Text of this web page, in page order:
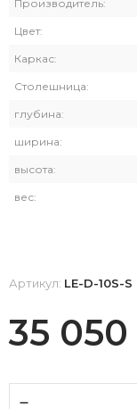
Производитель:
Цвет:
Каркас:
Столешница:
глубина:
ширина:
высота:
вес:
Артикул: LE-D-10S-S
35 050